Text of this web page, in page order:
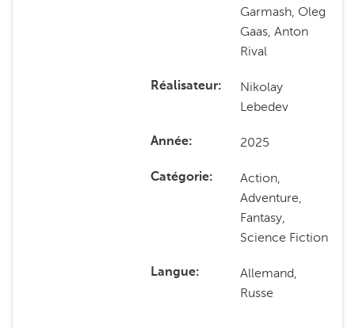
Garmash, Oleg
Gaas, Anton
Rival
Réalisateur
Nikolay
Lebedev
Année 2025
Catégorie
Action,
Adventure,
Fantasy,
Science Fiction
Langue
Allemand,
Russe